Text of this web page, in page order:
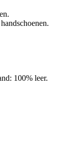
100% leer.